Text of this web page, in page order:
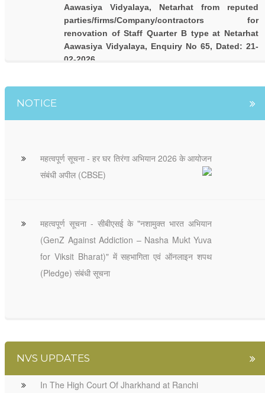
Aawasiya Vidyalaya, Netarhat from reputed
parties/firms/Company/contractors for
renovation of Staff Quarter B type at Netarhat
Aawasiya Vidyalaya, Enquiry No 65, Dated: 21-
02-2026
NOTICE
महत्वपूर्ण सूचना - हर घर तिरंगा अभियान 2026 के आयोजन
संबंधी अपील (CBSE)
महत्वपूर्ण सूचना - सीबीएसई के "नशामुक्त भारत अभियान
(GenZ Against Addiction – Nasha Mukt Yuva
for Viksit Bharat)" में सहभागिता एवं ऑनलाइन शपथ
(Pledge) संबंधी सूचना
NVS UPDATES
In The High Court Of Jharkhand at Ranchi